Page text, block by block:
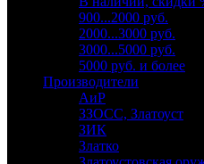
900...2000 руб.
2000...3000 руб.
3000...5000 руб.
5000 руб. и более
Производители
АиР
ЗЗОСС, Златоуст
ЗИК
Златко